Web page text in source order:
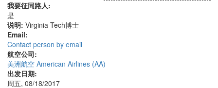
我要征同路人:
是
说明: Virginia Tech博士
Email:
Contact person by email
航空公司:
美洲航空 American Airlines (AA)
出发日期:
周五, 08/18/2017